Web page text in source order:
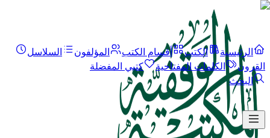
الرئيسية الكتب أقسام الكتب المؤلفون
السلاسل
القرون
الكلمات المفتاحية
كتبي المفضلة
البحث